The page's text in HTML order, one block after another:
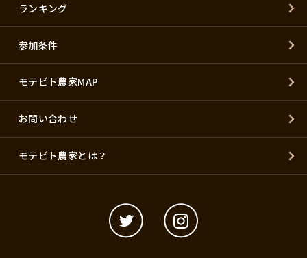
ランキング
参加条件
モテビト農家MAP
お問い合わせ
モテビト農家とは？